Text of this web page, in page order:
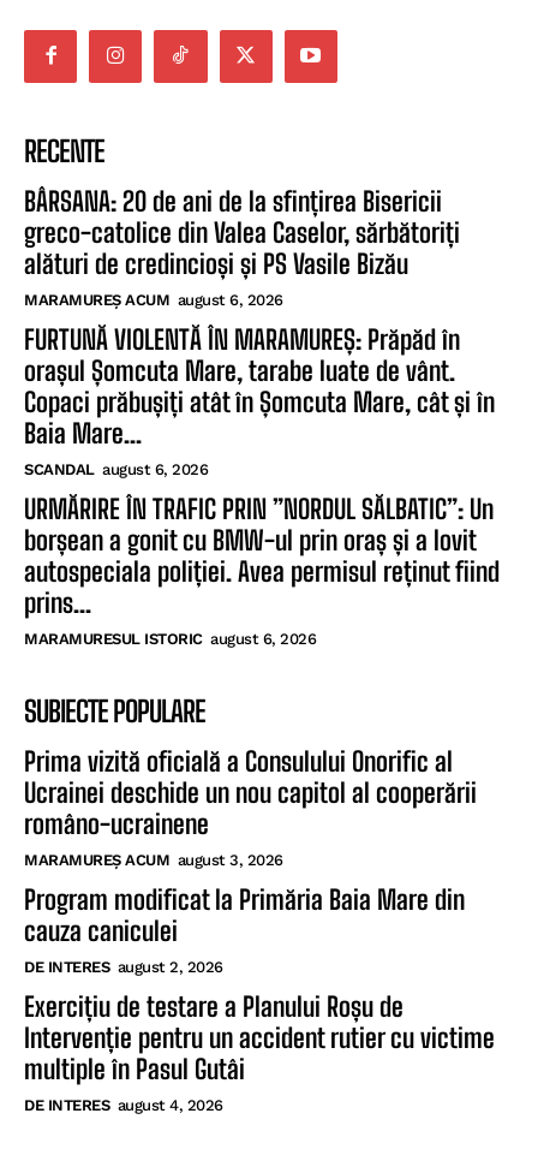
RECENTE
BÂRSANA: 20 de ani de la sfințirea Bisericii
greco-catolice din Valea Caselor, sărbătoriți
alături de credincioși și PS Vasile Bizău
MARAMUREȘ ACUM august 6, 2026
FURTUNĂ VIOLENTĂ ÎN MARAMUREȘ: Prăpăd în
orașul Șomcuta Mare, tarabe luate de vânt.
Copaci prăbușiți atât în Șomcuta Mare, cât și în
Baia Mare...
SCANDAL august 6, 2026
URMĂRIRE ÎN TRAFIC PRIN ”NORDUL SĂLBATIC”: Un
borșean a gonit cu BMW-ul prin oraș și a lovit
autospeciala poliției. Avea permisul reținut fiind
prins...
MARAMURESUL ISTORIC august 6, 2026
SUBIECTE POPULARE
Prima vizită oficială a Consulului Onorific al
Ucrainei deschide un nou capitol al cooperării
româno-ucrainene
MARAMUREȘ ACUM august 3, 2026
Program modificat la Primăria Baia Mare din
cauza caniculei
DE INTERES august 2, 2026
Exercițiu de testare a Planului Roșu de
Intervenție pentru un accident rutier cu victime
multiple în Pasul Gutâi
DE INTERES august 4, 2026